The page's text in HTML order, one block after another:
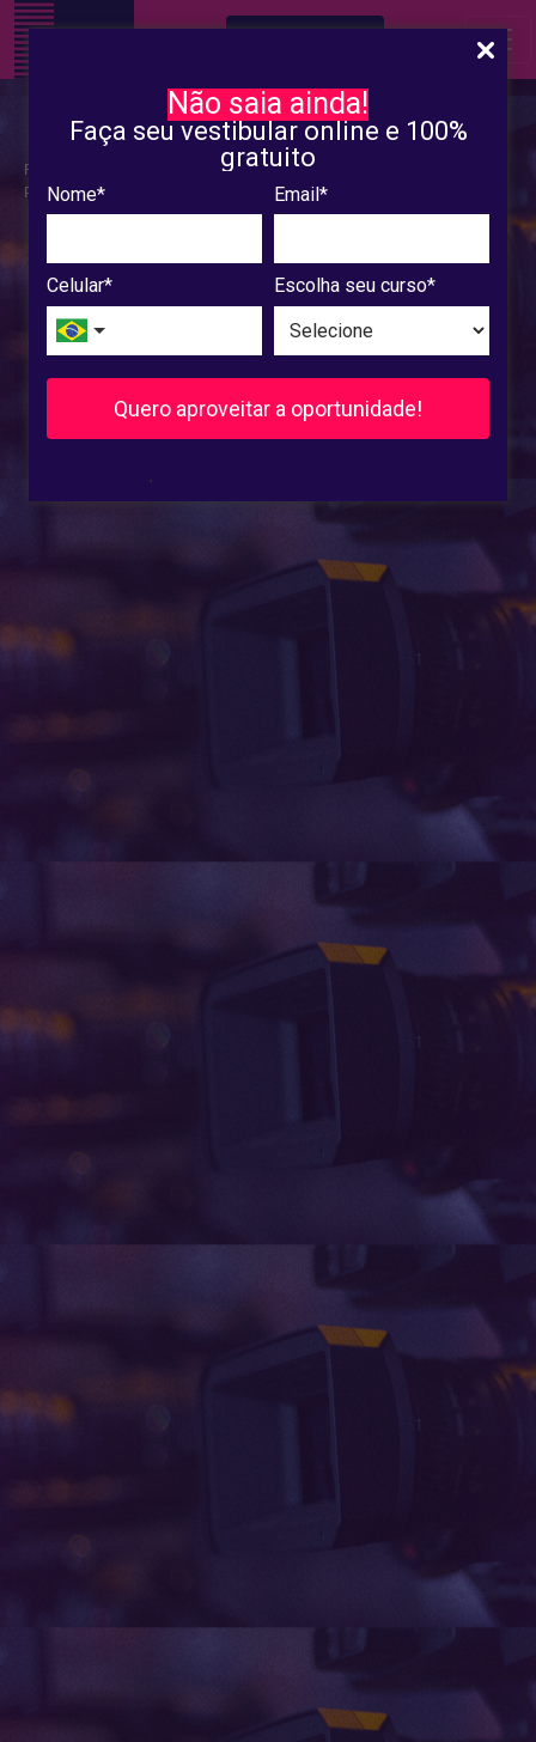
Não saia ainda!
Faça seu vestibular online e 100%
gratuito
Nome* Email*
Celular* Escolha seu curso*
Quero aproveitar a oportunidade!
.
Reconhecido Portaria nº 854, de 30/11/2018 -
Publicada no DOU em 04/12/2018